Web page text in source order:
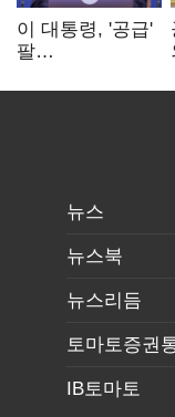
이 대통령, '공급'
팔
여 내부선
뉴스
뉴스북
뉴스리듬
토마토증권
IB토마토